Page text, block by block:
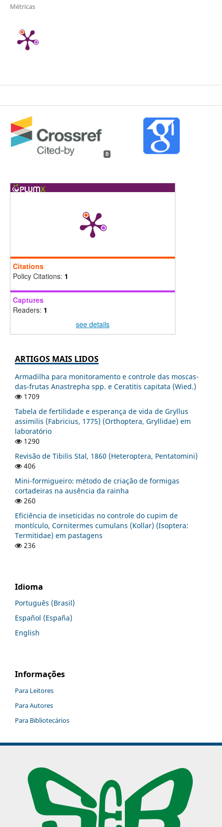
Métricas
0
Citations
Policy Citations: 1
Captures
Readers: 1
see details
ARTIGOS MAIS LIDOS
Armadilha para monitoramento e controle das moscas-
das-frutas Anastrepha spp. e Ceratitis capitata (Wied.)
1709
Tabela de fertilidade e esperança de vida de Gryllus
assimilis (Fabricius, 1775) (Orthoptera, Gryllidae) em
laboratório
1290
Revisão de Tibilis Stal, 1860 (Heteroptera, Pentatomini)
406
Mini-formigueiro: método de criação de formigas
cortadeiras na ausência da rainha
260
Eficiência de inseticidas no controle do cupim de
montículo, Cornitermes cumulans (Kollar) (Isoptera:
Termitidae) em pastagens
236
Idioma
Português (Brasil)
Español (España)
English
Informações
Para Leitores
Para Autores
Para Bibliotecários